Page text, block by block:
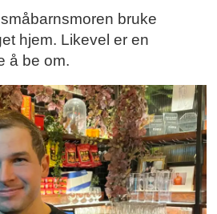
bruke
hjem. Likevel er en
å be om.